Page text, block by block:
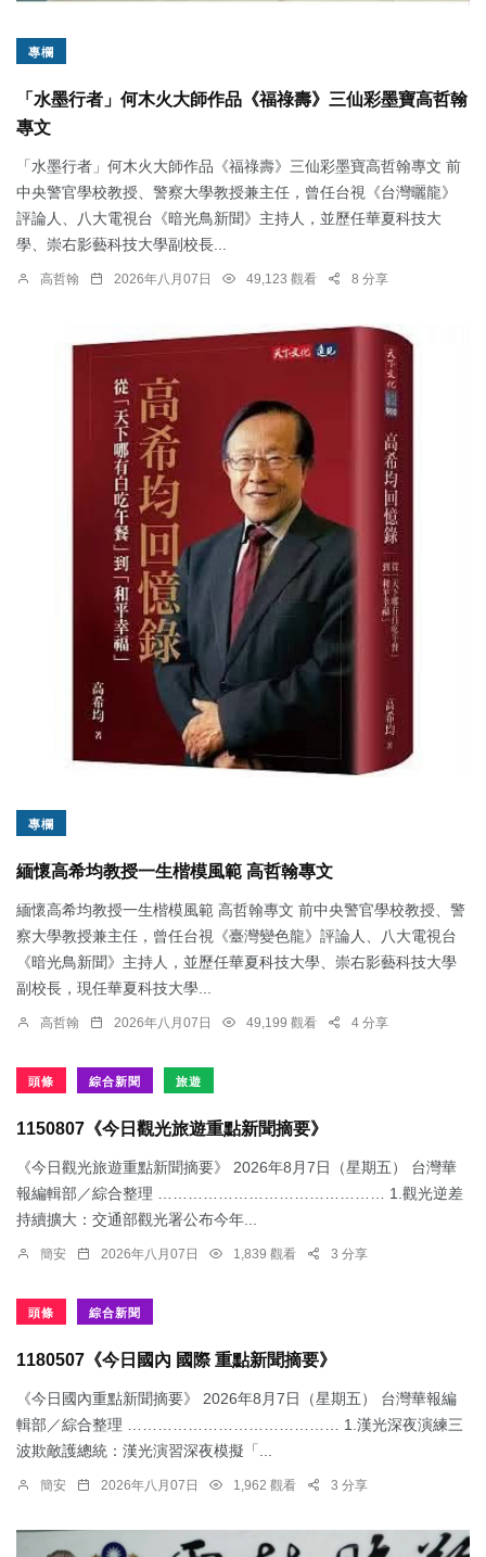
專欄
「水墨行者」何木火大師作品《福祿壽》三仙彩墨寶高哲翰
專文
「水墨行者」何木火大師作品《福祿壽》三仙彩墨寶高哲翰專文 前
中央警官學校教授、警察大學教授兼主任，曾任台視《台灣曬龍》
評論人、八大電視台《暗光鳥新聞》主持人，並歷任華夏科技大
學、崇右影藝科技大學副校長...
高哲翰 2026年八月07日 49,123 觀看 8 分享
專欄
緬懷高希均教授一生楷模風範 高哲翰專文
緬懷高希均教授一生楷模風範 高哲翰專文 前中央警官學校教授、警
察大學教授兼主任，曾任台視《臺灣變色龍》評論人、八大電視台
《暗光鳥新聞》主持人，並歷任華夏科技大學、崇右影藝科技大學
副校長，現任華夏科技大學...
高哲翰 2026年八月07日 49,199 觀看 4 分享
頭條 綜合新聞 旅遊
1150807《今日觀光旅遊重點新聞摘要》
《今日觀光旅遊重點新聞摘要》 2026年8月7日（星期五） 台灣華
報編輯部／綜合整理 ……………………………………… 1.觀光逆差
持續擴大：交通部觀光署公布今年...
簡安 2026年八月07日 1,839 觀看 3 分享
頭條 綜合新聞
1180507《今日國內 國際 重點新聞摘要》
《今日國內重點新聞摘要》 2026年8月7日（星期五） 台灣華報編
輯部／綜合整理 …………………………………… 1.漢光深夜演練三
波欺敵護總統：​漢光演習深夜模擬「...
簡安 2026年八月07日 1,962 觀看 3 分享